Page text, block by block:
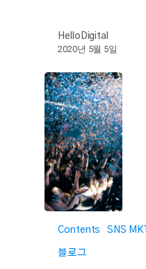
HelloDigital
2020년 5월 5일
Contents SNS MKT
블로그